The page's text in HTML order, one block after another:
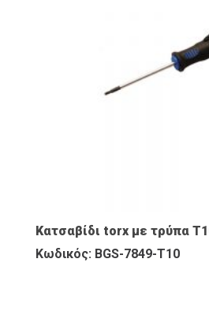
Κατσαβίδι torx με τρύπα
Κωδικός: BGS-7849-T10